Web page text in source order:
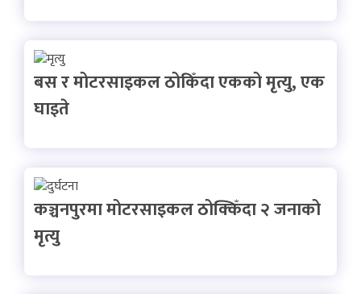
बस र मोटरसाइकल ठोकिँदा एकको मृत्यु, एक
घाइते
कञ्चनपुरमा मोटरसाइकल ठोक्किँदा २ जनाको
मृत्यु